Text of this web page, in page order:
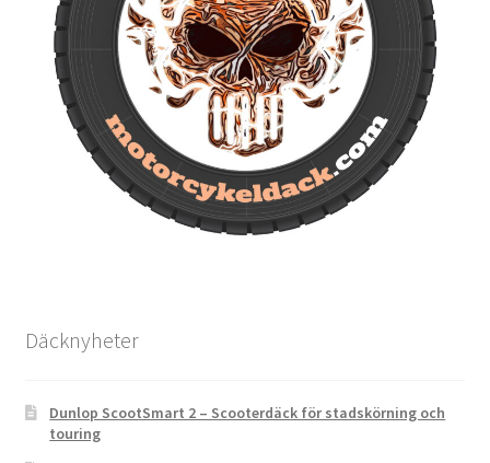
Däcknyheter
Dunlop ScootSmart 2 – Scooterdäck för stadskörning och
touring